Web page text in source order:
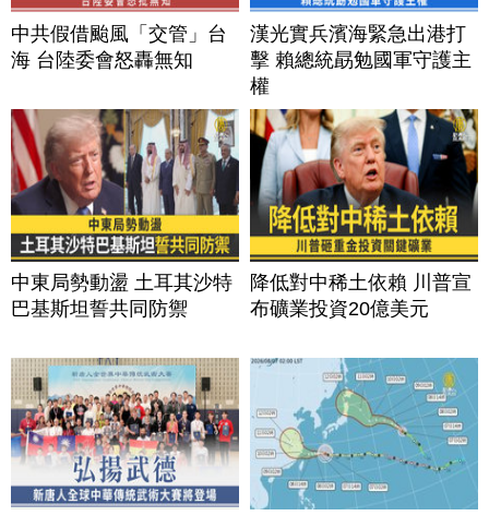
中共假借颱風「交管」台
海 台陸委會怒轟無知
漢光實兵濱海緊急出港打
擊 賴總統勗勉國軍守護主
權
中東局勢動盪 土耳其沙特
巴基斯坦誓共同防禦
降低對中稀土依賴 川普宣
布礦業投資20億美元